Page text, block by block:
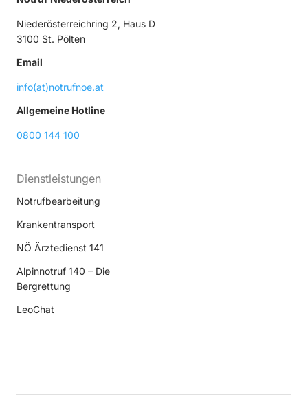
Niederösterreichring 2, Haus D
3100 St. Pölten
Email
info(at)notrufnoe.at
Allgemeine Hotline
0800 144 100
Dienstleistungen
Notrufbearbeitung
Krankentransport
NÖ Ärztedienst 141
Alpinnotruf 140 – Die
Bergrettung
LeoChat